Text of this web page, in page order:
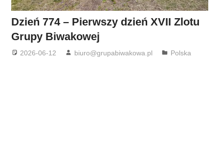
Dzień 774 – Pierwszy dzień XVII Zlotu
Grupy Biwakowej
2026-06-12 biuro@grupabiwakowa.pl Polska